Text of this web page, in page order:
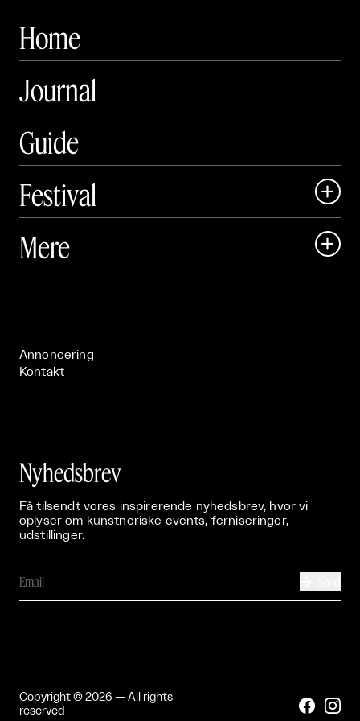
Home
Journal
Guide
Festival

 Art Matter Festival
Mere 
Annoncering
Kontakt
Nyhedsbrev
Få tilsendt vores inspirerende nyhedsbrev, hvor vi
oplyser om kunstneriske events, ferniseringer,
udstillinger.
Copyright © 2026 — All rights
reserved
 